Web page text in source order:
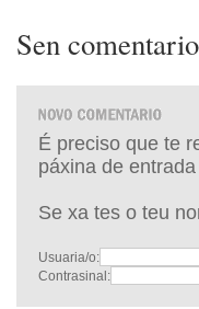
Sen
É preciso que te
páxina de
Se xa tes o teu
Usuaria/o:
Contrasinal: